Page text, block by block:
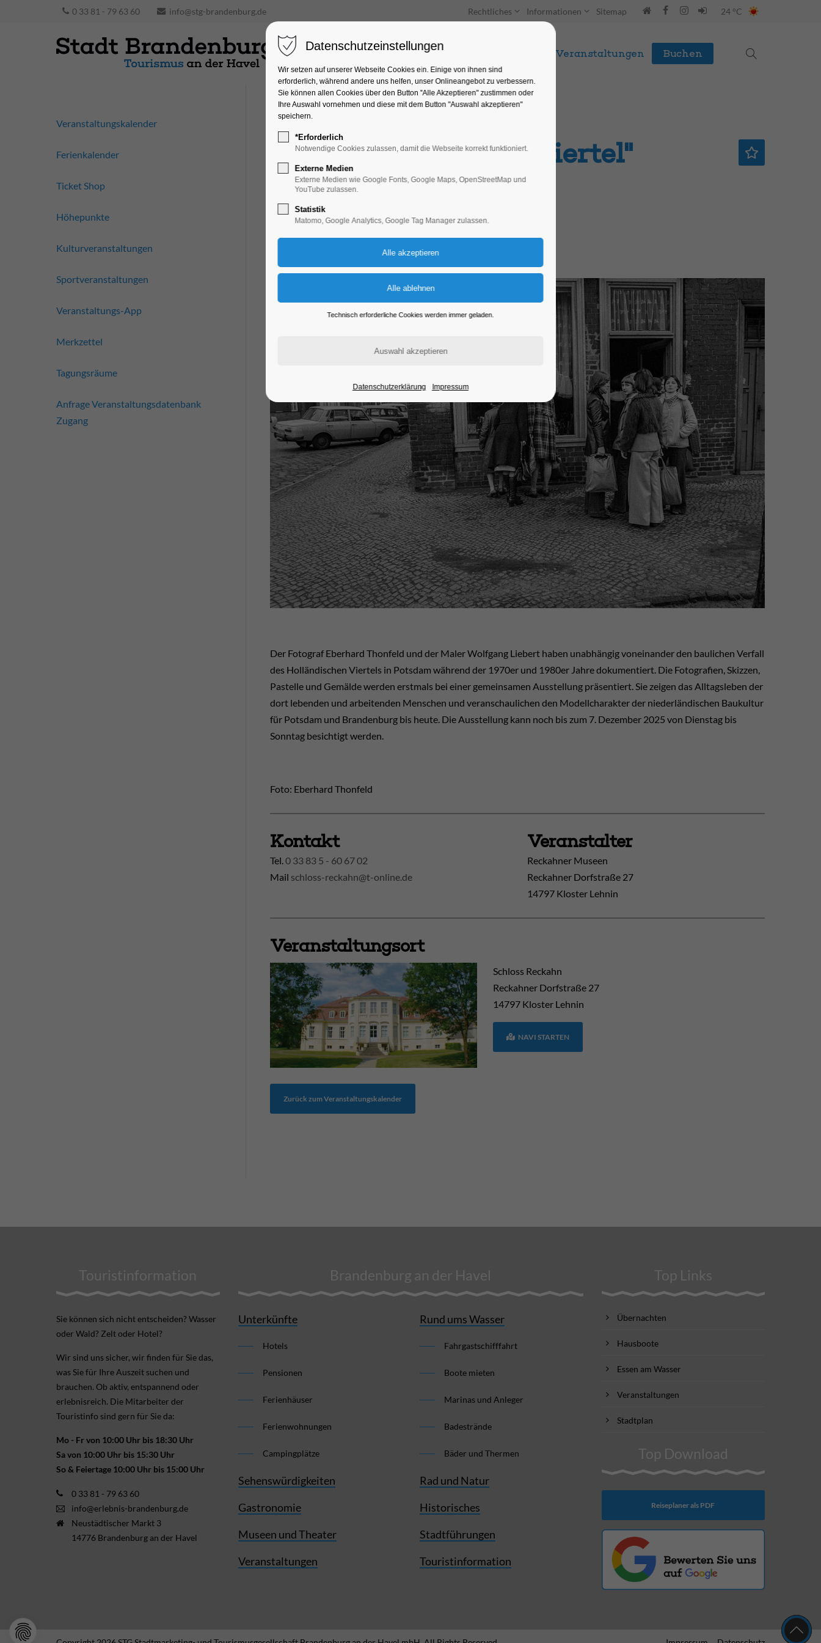
0 33 81 - 79 63 60 info@stg-brandenburg.de Rechtliches Informationen Sitemap 24 °C
Unterkünfte Entdecken & Erleben Veranstaltungen Buchen
"Das Holländische Viertel"
Ausstellung
22.11.2025, 10:00–16:00
Der Fotograf Eberhard Thonfeld und der Maler Wolfgang Liebert haben unabhängig voneinander den baulichen Verfall
des Holländischen Viertels in Potsdam während der 1970er und 1980er Jahre dokumentiert. Die Fotografien, Skizzen,
Pastelle und Gemälde werden erstmals bei einer gemeinsamen Ausstellung präsentiert. Sie zeigen das Alltagsleben der
dort lebenden und arbeitenden Menschen und veranschaulichen den Modellcharakter der niederländischen Baukultur
für Potsdam und Brandenburg bis heute. Die Ausstellung kann noch bis zum 7. Dezember 2025 von Dienstag bis
Sonntag besichtigt werden.
Foto: Eberhard Thonfeld
Kontakt
Tel. 0 33 83 5 - 60 67 02
Mail schloss-reckahn@t-online.de
Veranstalter
Reckahner Museen
Reckahner Dorfstraße 27
14797 Kloster Lehnin
Veranstaltungsort
Schloss Reckahn
Reckahner Dorfstraße 27
14797 Kloster Lehnin
NAVI STARTEN
Zurück zum Veranstaltungskalender
Veranstaltungskalender
Ferienkalender
Ticket Shop
Höhepunkte
Kulturveranstaltungen
Sportveranstaltungen
Veranstaltungs-App
Merkzettel
Tagungsräume
Anfrage Veranstaltungsdatenbank
Zugang
Touristinformation
Sie können sich nicht ent­scheiden? Wasser
oder Wald? Zelt oder Hotel?
Wir sind uns sicher, wir finden für Sie das,
was Sie für Ihre Aus­zeit suchen und
brauchen. Ob aktiv, ent­spannend oder
erlebnis­reich. Die Mitarbeiter der
Touristinfo sind gern für Sie da:
Mo - Fr von 10:00 Uhr bis 18:30 Uhr
Sa von 10:00 Uhr bis 15:30 Uhr
So & Feiertage 10:00 Uhr bis 15:00 Uhr
0 33 81 - 79 63 60
info@erlebnis-brandenburg.de
Neustädtischer Markt 3
14776 Brandenburg an der Havel
Brandenburg an der Havel
Unterkünfte
Hotels
Pensionen
Ferienhäuser
Ferienwohnungen
Campingplätze
Sehenswürdigkeiten
Gastronomie
Museen und Theater
Veranstaltungen
Rund ums Wasser
Fahrgastschifffahrt
Boote mieten
Marinas und Anleger
Badestrände
Bäder und Thermen
Rad und Natur
Historisches
Stadtführungen
Touristinformation
Top Links
Übernachten
Hausboote
Essen am Wasser
Veranstaltungen
Stadtplan
Top Download
Reiseplaner als PDF
Datenschutzeinstellungen
Wir setzen auf unserer Webseite Cookies ein. Einige von ihnen sind
erforderlich, während andere uns helfen, unser Onlineangebot zu verbessern.
Sie können allen Cookies über den Button "Alle Akzeptieren" zustimmen oder
Ihre Auswahl vornehmen und diese mit dem Button "Auswahl akzeptieren"
speichern.
*Erforderlich
Notwendige Cookies zulassen, damit die Webseite korrekt funktioniert.
Externe Medien
Externe Medien wie Google Fonts, Google Maps, OpenStreetMap und
YouTube zulassen.
Statistik
Matomo, Google Analytics, Google Tag Manager zulassen.
Technisch erforderliche Cookies werden immer geladen.
Datenschutzerklärung Impressum